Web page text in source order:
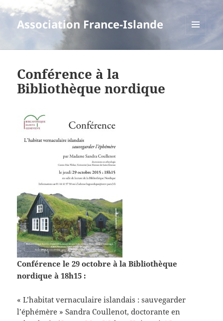
Association France-Islande
Conférence à la
Bibliothèque nordique
Conférence le 29 octobre à la Bibliothèque
nordique à 18h15 :
« L’habitat vernaculaire islandais : sauvegarder
l’éphémère » Sandra Coullenot, doctorante en